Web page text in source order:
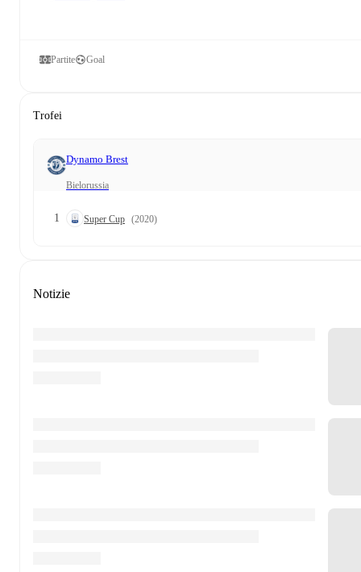
Partite Goal
Trofei
Dynamo Brest
Bielorussia
1 Super Cup (2020)
Notizie